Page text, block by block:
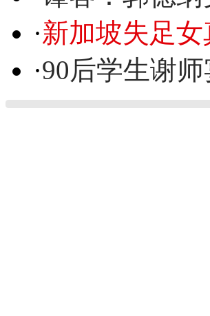
·新加坡失足
·90后学生谢